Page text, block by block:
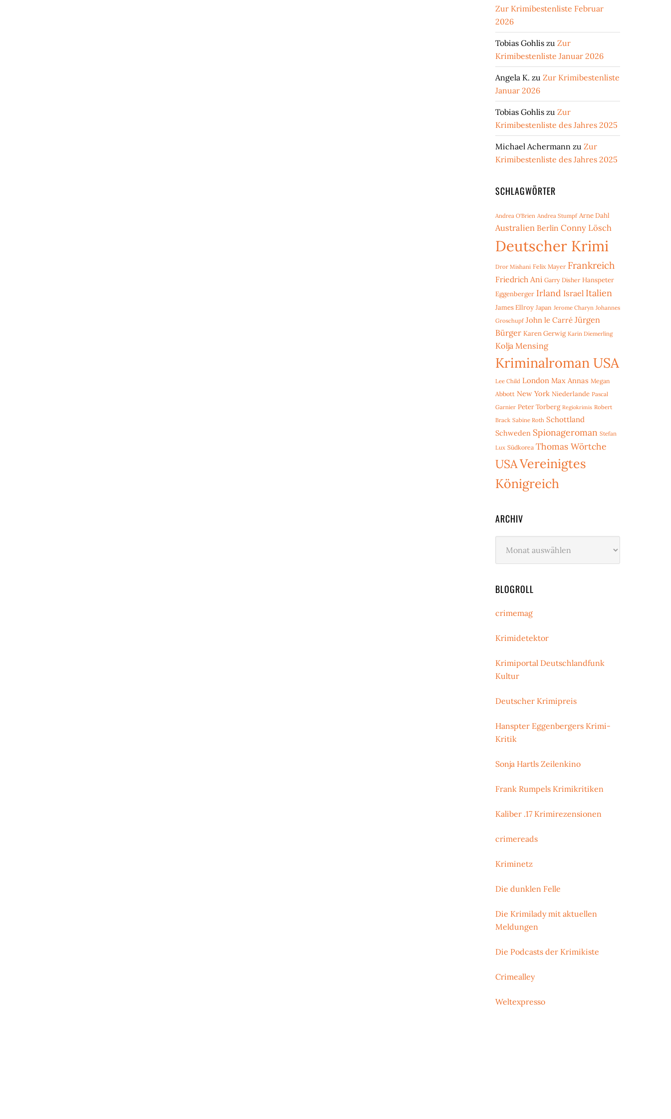
Zur Krimibestenliste Februar
2026
Tobias Gohlis zu Zur
Krimibestenliste Januar 2026
Angela K. zu Zur Krimibestenliste
Januar 2026
Tobias Gohlis zu Zur
Krimibestenliste des Jahres 2025
Michael Achermann zu Zur
Krimibestenliste des Jahres 2025
SCHLAGWÖRTER
Andrea O'Brien Andrea Stumpf Arne Dahl
Australien Berlin Conny Lösch
Deutscher Krimi
Dror Mishani Felix Mayer Frankreich
Friedrich Ani Garry Disher Hanspeter
Eggenberger Irland Israel Italien
James Ellroy Japan Jerome Charyn Johannes
Groschupf John le Carré Jürgen
Bürger Karen Gerwig Karin Diemerling
Kolja Mensing
Kriminalroman USA
Lee Child London Max Annas Megan
Abbott New York Niederlande Pascal
Garnier Peter Torberg Regiokrimis Robert
Brack Sabine Roth Schottland
Schweden Spionageroman Stefan
Lux Südkorea Thomas Wörtche
USAVereinigtes
Königreich
ARCHIV
BLOGROLL
crimemag
Krimidetektor
Krimiportal Deutschlandfunk
Kultur
Deutscher Krimipreis
Hanspter Eggenbergers Krimi-
Kritik
Sonja Hartls Zeilenkino
Frank Rumpels Krimikritiken
Kaliber .17 Krimirezensionen
crimereads
Kriminetz
Die dunklen Felle
Die Krimilady mit aktuellen
Meldungen
Die Podcasts der Krimikiste
Crimealley
Weltexpresso